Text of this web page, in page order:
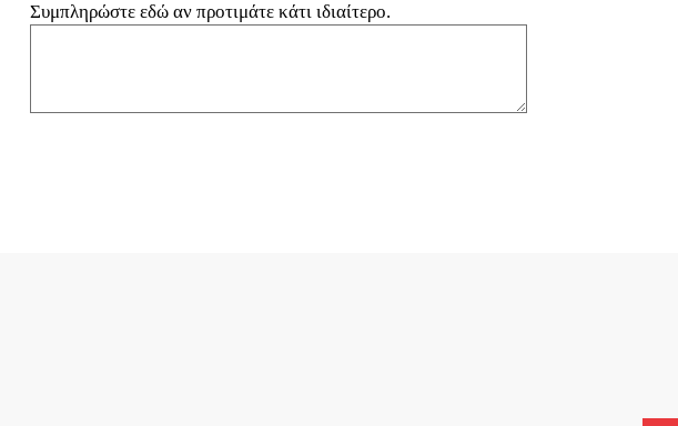
Συμπληρώστε εδώ αν προτιμάτε κάτι ιδιαίτερο.